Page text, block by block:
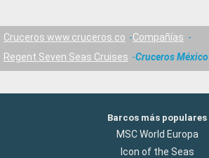
Cruceros www.cruceros.co
Compañías
Regent Seven Seas Cruises
Cruceros México
Barcos más populares
MSC World Europa
Icon of the Seas